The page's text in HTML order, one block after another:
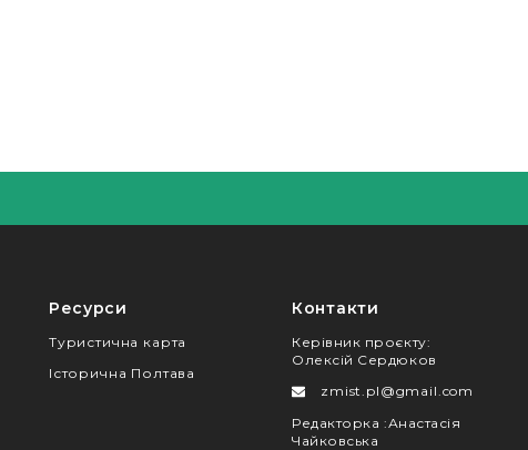
Ресурси
Туристична карта
Історична Полтава
Контакти
Керівник проєкту:
Олексій Сердюков
zmist.pl@gmail.com
Редакторка :Анастасія
Чайковська